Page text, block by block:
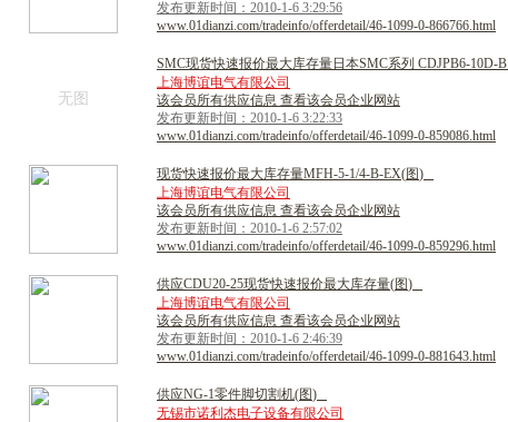
发布更新时间：2010-1-6 3:29:56
www.01dianzi.com/tradeinfo/offerdetail/46-1099-0-866766.html
无图
SMC现货快速报价最大库存量日 本SMC系列 CDJPB6-10D-B
上海博谊电气有限公司
该会员所有供应信息 查看该会员企业网站
发布更新时间：2010-1-6 3:22:33
www.01dianzi.com/tradeinfo/offerdetail/46-1099-0-859086.html
现货快速报价最大库存量MFH-5-1/4-B-EX(图)
上海博谊电气有限公司
该会员所有供应信息 查看该会员企业网站
发布更新时间：2010-1-6 2:57:02
www.01dianzi.com/tradeinfo/offerdetail/46-1099-0-859296.html
供应CDU20-25现货快速报价最大库存量(图)
上海博谊电气有限公司
该会员所有供应信息 查看该会员企业网站
发布更新时间：2010-1-6 2:46:39
www.01dianzi.com/tradeinfo/offerdetail/46-1099-0-881643.html
供应NG-1零件脚切割机(图)
无锡市诺利杰电子设备有限公司